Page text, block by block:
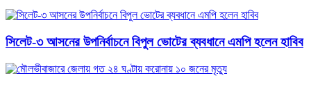
সিলেট-৩ আসনের উপনির্বাচনে বিপুল ভোটের ব্যবধানে এমপি হলেন হাবিব